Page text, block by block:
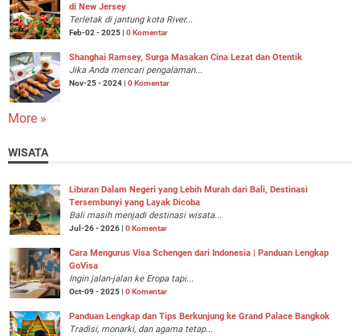
di New Jersey
Terletak di jantung kota River...
Feb-02 - 2025 | 0 Komentar
Shanghai Ramsey, Surga Masakan Cina Lezat dan Otentik
Jika Anda mencari pengalaman...
Nov-25 - 2024 | 0 Komentar
More »
WISATA
Liburan Dalam Negeri yang Lebih Murah dari Bali, Destinasi
Tersembunyi yang Layak Dicoba
Bali masih menjadi destinasi wisata...
Jul-26 - 2026 | 0 Komentar
Cara Mengurus Visa Schengen dari Indonesia | Panduan Lengkap
GoVisa
Ingin jalan-jalan ke Eropa tapi...
Oct-09 - 2025 | 0 Komentar
Panduan Lengkap dan Tips Berkunjung ke Grand Palace Bangkok
Tradisi, monarki, dan agama tetap...